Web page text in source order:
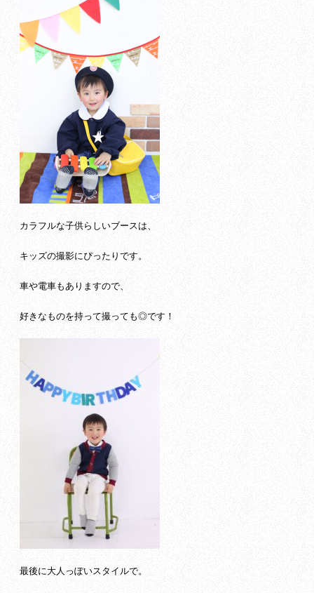
カラフルな子供らしいブースは、
キッズの撮影にぴったりです。
車や電車もありますので、
好きなものを持って撮っても◎です！
最後に大人っぽいスタイルで。